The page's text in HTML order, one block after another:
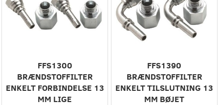
FFS1300
BRÆNDSTOFFILTER
ENKELT FORBINDELSE 13
MM LIGE
FFS1390
BRÆNDSTOFFILTER
ENKELT TILSLUTNING 13
MM BØJET